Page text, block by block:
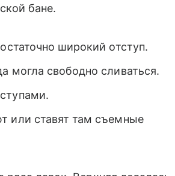
бане.
широкий отступ.
могла свободно сливаться.
или ставят там съемные